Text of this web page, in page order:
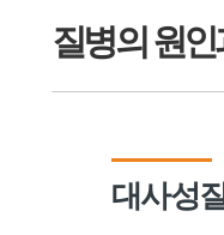
질병의 원
대사성